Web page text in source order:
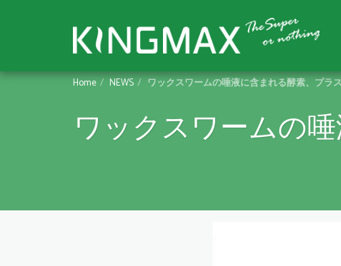
Home NEWS ワックスワームの唾液に含まれる酵素、プラ
ワックスワームの